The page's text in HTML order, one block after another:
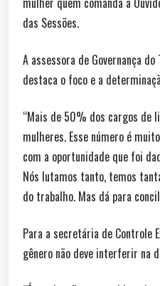
das Sessões.
A assessora de Governança do
destaca o foco e a
“Mais de 50% dos cargos de
mulheres. Esse número é
com a oportunidade que foi
Nós lutamos tanto, temos
do trabalho. Mas dá para
Para a secretária de Controle
gênero não deve interferir na